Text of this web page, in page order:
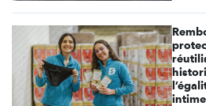
intime